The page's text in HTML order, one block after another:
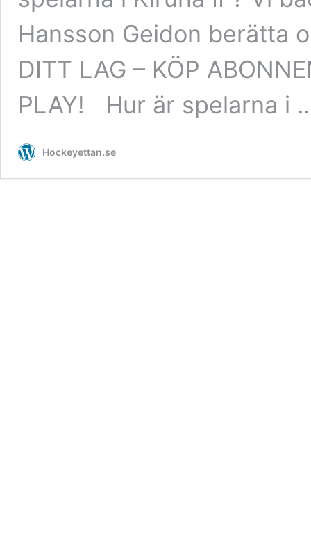
Hansson Geidon berätta
DITT LAG – KÖP
PLAY! Hur är spelarna i
Hockeyettan.se